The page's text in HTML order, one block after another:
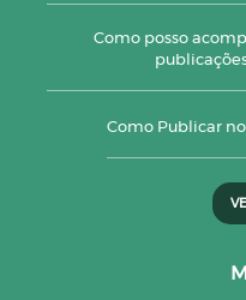
Como posso
Como Publicar